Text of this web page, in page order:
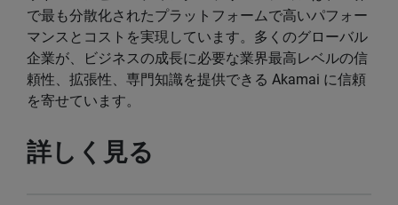
で最も分散化されたプラットフォームで高いパフォー
マンスとコストを実現しています。多くのグローバル
企業が、ビジネスの成長に必要な業界最高レベルの信
頼性、拡張性、専門知識を提供できる Akamai に信頼
を寄せています。
詳しく見る